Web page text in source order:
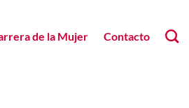
de la Mujer Contacto